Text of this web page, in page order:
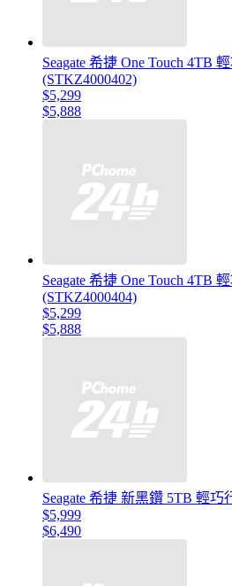
Seagate 希捷 One Touch 4TB
(STKZ4000402)
$5,299
$5,888
Seagate 希捷 One Touch 4TB
(STKZ4000404)
$5,299
$5,888
Seagate 希捷 新黑鑽 5TB 輕
$5,999
$6,490